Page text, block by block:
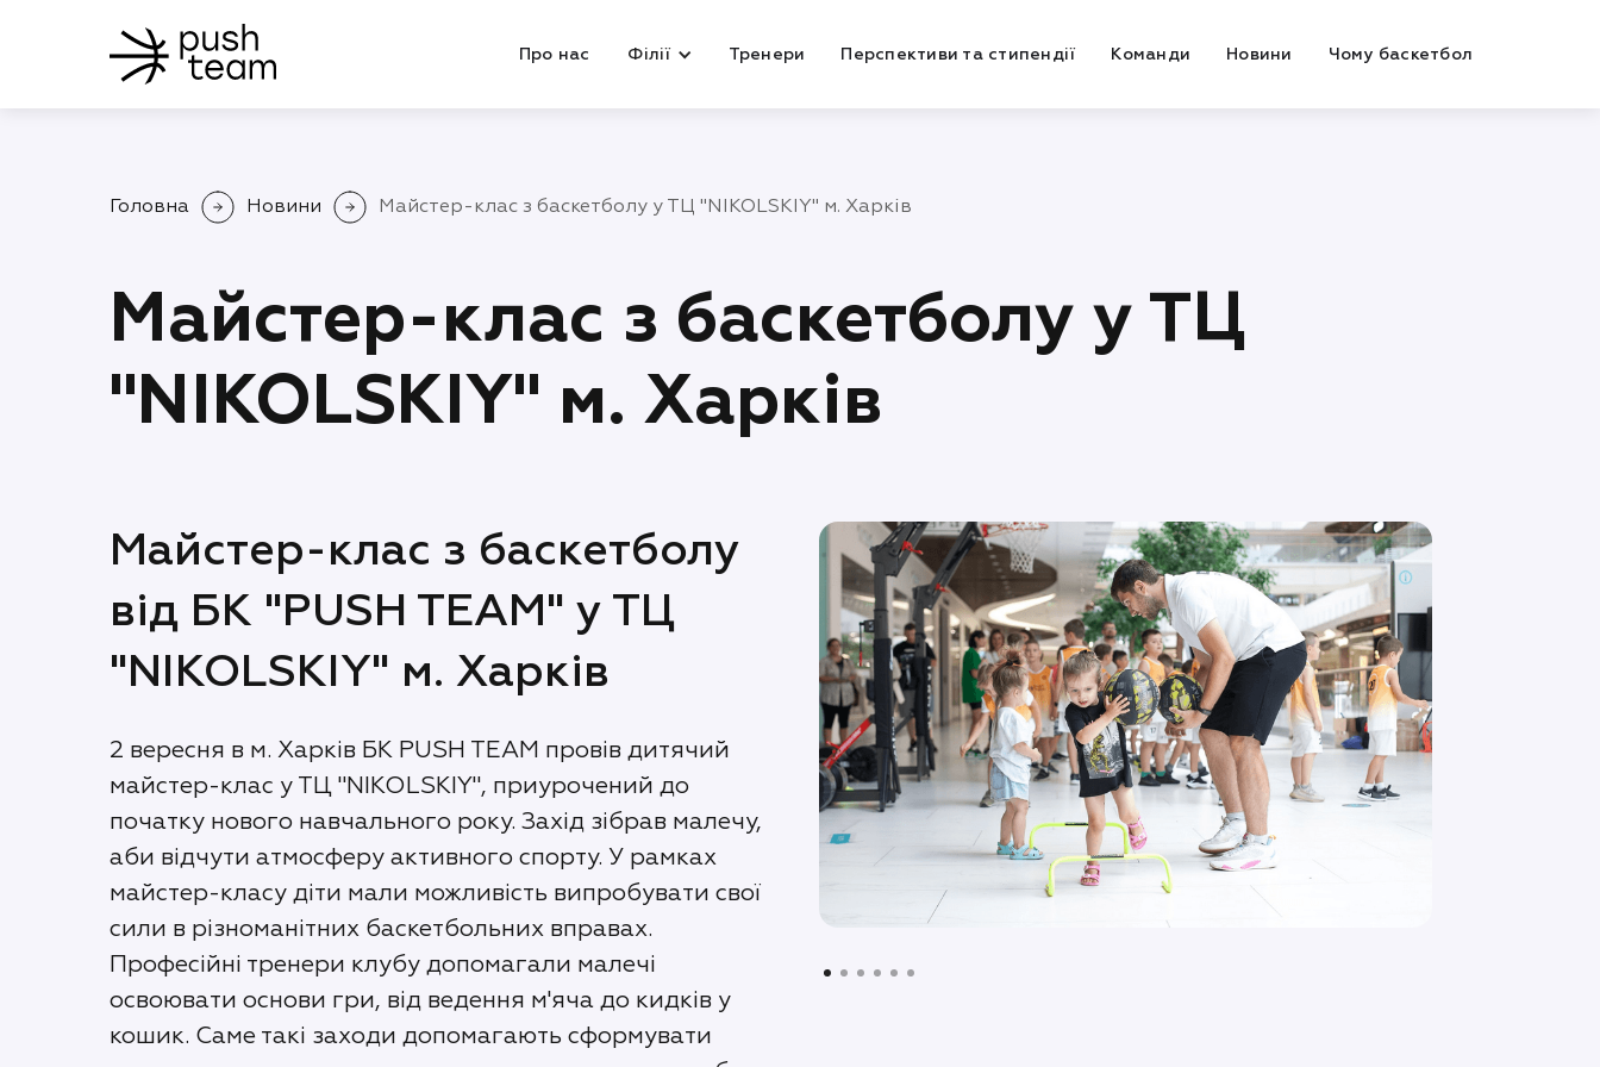
Про нас Філії Тренери Перспективи та стипендії Команди Новини Чому баскетбол
Головна Новини Майстер-клас з баскетболу у ТЦ "NIKOLSKIY" м. Харків
Майстер-клас з баскетболу у ТЦ
"NIKOLSKIY" м. Харків
Майстер-клас з баскетболу
від БК "PUSH TEAM" у ТЦ
"NIKOLSKIY" м. Харків
2 вересня в м. Харків БК PUSH TEAM провів дитячий
майстер-клас у ТЦ "NIKOLSKIY", приурочений до
початку нового навчального року. Захід зібрав малечу,
аби відчути атмосферу активного спорту. У рамках
майстер-класу діти мали можливість випробувати свої
сили в різноманітних баскетбольних вправах.
Професійні тренери клубу допомагали малечі
освоювати основи гри, від ведення м'яча до кидків у
кошик. Cаме такі заходи допомагають сформувати